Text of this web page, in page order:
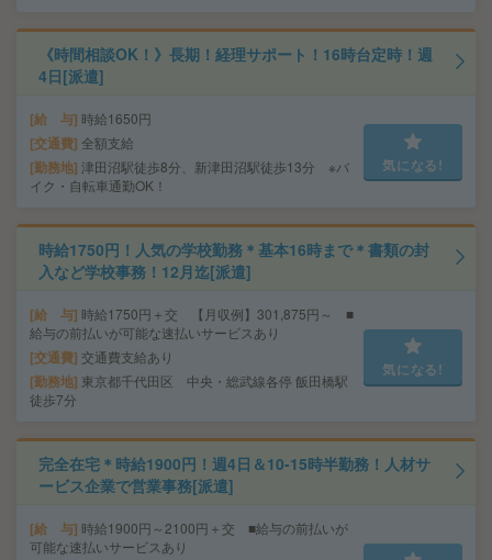
《時間相談OK！》長期！経理サポート！16時台定時！週
4日[派遣]
給 与 時給1650円
交通費 全額支給
勤務地 津田沼駅徒歩8分、新津田沼駅徒歩13分 ※バ
イク・自転車通勤OK！
気になる!
時給1750円！人気の学校勤務＊基本16時まで＊書類の封
入など学校事務！12月迄[派遣]
給 与 時給1750円＋交 【月収例】301,875円～ ■
給与の前払いが可能な速払いサービスあり
交通費 交通費支給あり
勤務地 東京都千代田区 中央・総武線各停 飯田橋駅
徒歩7分
気になる!
完全在宅＊時給1900円！週4日＆10-15時半勤務！人材サ
ービス企業で営業事務[派遣]
給 与 時給1900円～2100円＋交 ■給与の前払いが
可能な速払いサービスあり